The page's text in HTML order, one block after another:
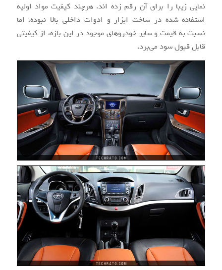
نمایی زیبا را برای آن رقم زده اند. هرچند کیفیت مواد اولیه
استفاده شده در ساخت ابزار و ادوات داخلی بالا نبوده، اما
نسبت به قیمت و سایر خودروهای موجود در این بازه، از کیفیتی
قابل قبول سود می‌برد.